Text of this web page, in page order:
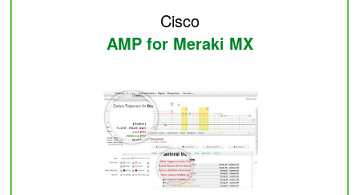
Cisco
AMP for Meraki MX